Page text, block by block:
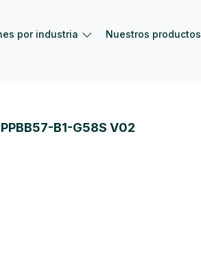
por industria Nuestros productos
navegación
PPBB57-B1-G58S V02